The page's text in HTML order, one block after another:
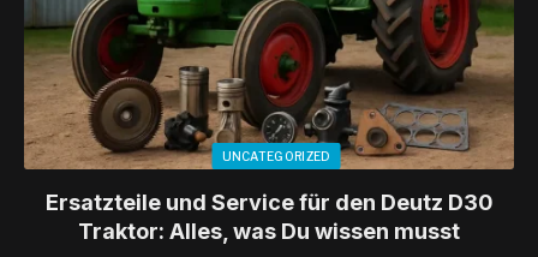
UNCATEGORIZED
Ersatzteile und Service für den Deutz D30
Traktor: Alles, was Du wissen musst